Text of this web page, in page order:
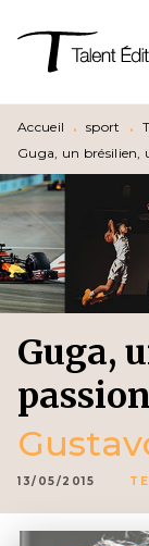
MENU
PIED DE
Accueil • sport •
Guga, un brésilien,
Guga,
13/05/2015